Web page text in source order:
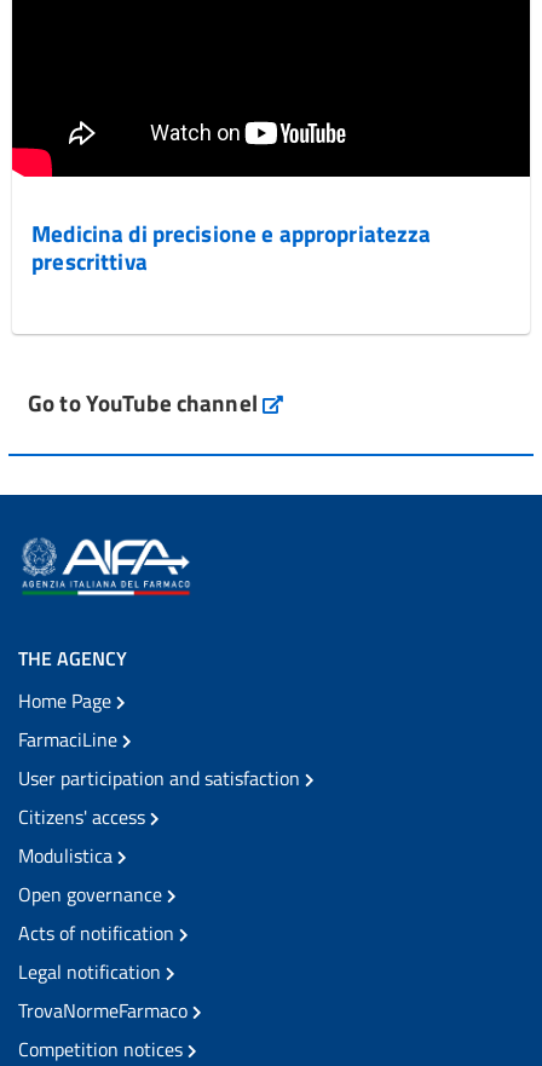
Medicina di precisione e appropriatezza
prescrittiva
Go to YouTube channel
THE AGENCY
Home Page
FarmaciLine
User participation and satisfaction
Citizens' access
Modulistica
Open governance
Acts of notification
Legal notification
TrovaNormeFarmaco
Competition notices